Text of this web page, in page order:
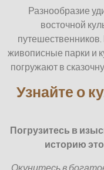
Разнообразие
восточной
живописные парки и
погружают в
Узнайте о
Погрузитесь в
историю